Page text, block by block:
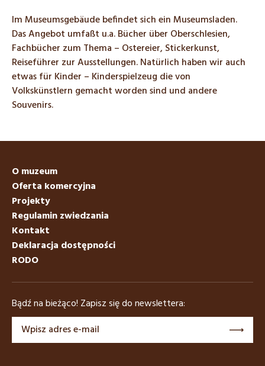
Im Museumsgebäude befindet sich ein Museumsladen.
Das Angebot umfaßt u.a. Bücher über Oberschlesien,
Fachbücher zum Thema – Ostereier, Stickerkunst,
Reiseführer zur Ausstellungen. Natürlich haben wir auch
etwas für Kinder – Kinderspielzeug die von
Volkskünstlern gemacht worden sind und andere
Souvenirs.
O muzeum
Oferta komercyjna
Projekty
Regulamin zwiedzania
Kontakt
Deklaracja dostępności
RODO
Bądź na bieżąco! Zapisz się do newslettera: